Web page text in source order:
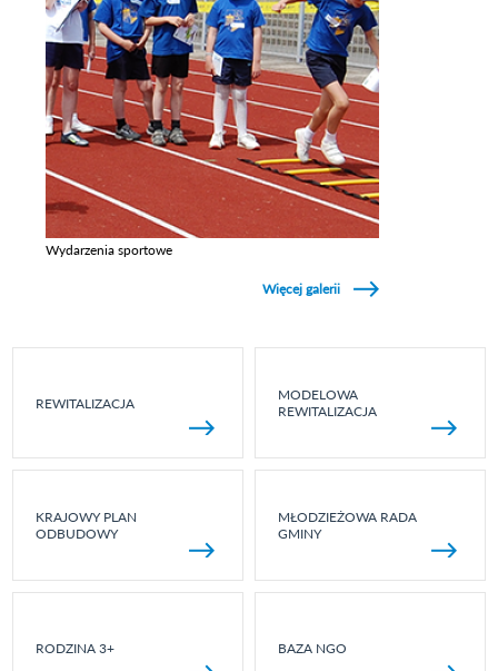
Wydarzenia sportowe
Więcej galerii
REWITALIZACJA
MODELOWA
REWITALIZACJA
KRAJOWY PLAN
ODBUDOWY
MŁODZIEŻOWA RADA
GMINY
RODZINA 3+ BAZA NGO